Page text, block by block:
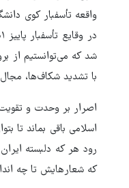
شد که می‌توانستیم از
با تشدید شکاف‌ها،
اصرار بر وحدت و
اسلامی باقی بماند
رود هر که دلبسته
که شعارهایش تا چه